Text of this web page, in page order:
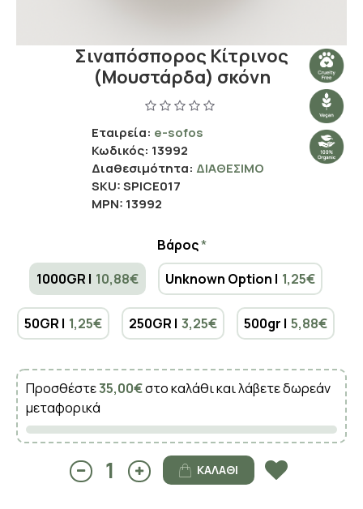
Σιναπόσπορος Κίτρινος
(Μουστάρδα) σκόνη
Εταιρεία: e-sofos
Κωδικός: 13992
Διαθεσιμότητα: ΔΙΑΘΈΣΙΜΟ
SKU:SPICE017
MPN: 13992
Βάρος
1000GR | 10,88€ Unknown Option | 1,25€
50GR | 1,25€ 250GR | 3,25€ 500gr | 5,88€
Προσθέστε35,00€στο καλάθι και λάβετε δωρεάν
μεταφορικά
ΚΑΛΆΘΙ